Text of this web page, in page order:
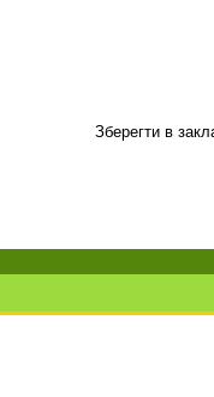
Зберегти в